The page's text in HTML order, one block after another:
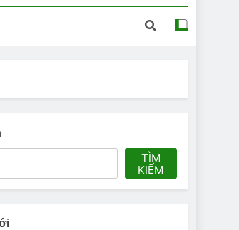
rẻ số # 1 Việt Nam
TÌM
KIẾM